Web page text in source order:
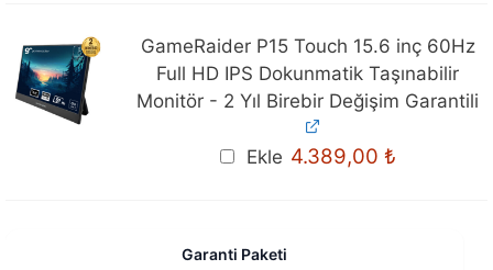
GameRaider P15 Touch 15.6 inç 60Hz
Full HD IPS Dokunmatik Taşınabilir
Monitör - 2 Yıl Birebir Değişim Garantili
Ekle 4.389,00 ₺
Garanti Paketi